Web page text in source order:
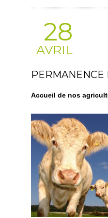
28
AVRIL
PERMANENCE
Accueil de nos